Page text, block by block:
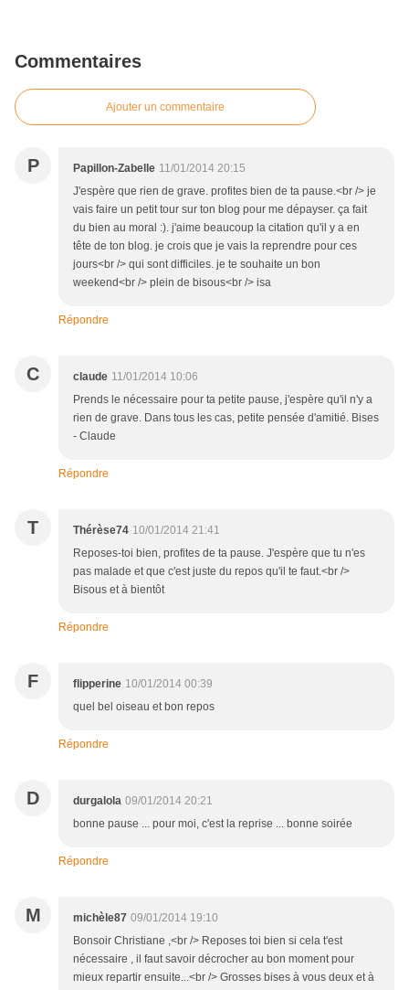
Commentaires
Ajouter un commentaire
P Papillon-Zabelle 11/01/2014 20:15
J'espère que rien de grave. profites bien de ta pause.<br /> je
vais faire un petit tour sur ton blog pour me dépayser. ça fait
du bien au moral :). j'aime beaucoup la citation qu'il y a en
tête de ton blog. je crois que je vais la reprendre pour ces
jours<br /> qui sont difficiles. je te souhaite un bon
weekend<br /> plein de bisous<br /> isa
Répondre
C claude 11/01/2014 10:06
Prends le nécessaire pour ta petite pause, j'espère qu'il n'y a
rien de grave. Dans tous les cas, petite pensée d'amitié. Bises
- Claude
Répondre
T Thérèse74 10/01/2014 21:41
Reposes-toi bien, profites de ta pause. J'espère que tu n'es
pas malade et que c'est juste du repos qu'il te faut.<br />
Bisous et à bientôt
Répondre
F flipperine 10/01/2014 00:39
quel bel oiseau et bon repos
Répondre
D durgalola 09/01/2014 20:21
bonne pause ... pour moi, c'est la reprise ... bonne soirée
Répondre
M michèle87 09/01/2014 19:10
Bonsoir Christiane ,<br /> Reposes toi bien si cela t'est
nécessaire , il faut savoir décrocher au bon moment pour
mieux repartir ensuite...<br /> Grosses bises à vous deux et à